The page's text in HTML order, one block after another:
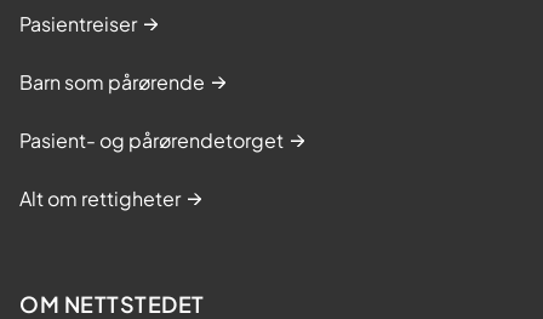
Pasientreiser
Barn som pårørende
Pasient- og pårørendetorget
Alt om rettigheter
OM NETTSTEDET